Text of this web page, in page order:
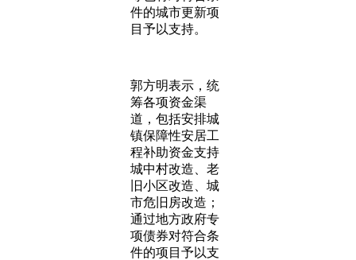
件的城市更新项
目予以支持。
郭方明表示，统
筹各项资金渠
道，包括安排城
镇保障性安居工
程补助资金支持
城中村改造、老
旧小区改造、城
市危旧房改造；
通过地方政府专
项债券对符合条
件的项目予以支